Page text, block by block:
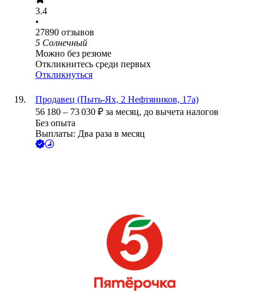
3.4
•
27890 отзывов
5 Солнечный
Можно без резюме
Откликнитесь среди первых
Откликнуться
Продавец (Пыть-Ях, 2 Нефтяников, 17а)
56 180 – 73 030 ₽ за месяц, до вычета налогов
Без опыта
Выплаты: Два раза в месяц